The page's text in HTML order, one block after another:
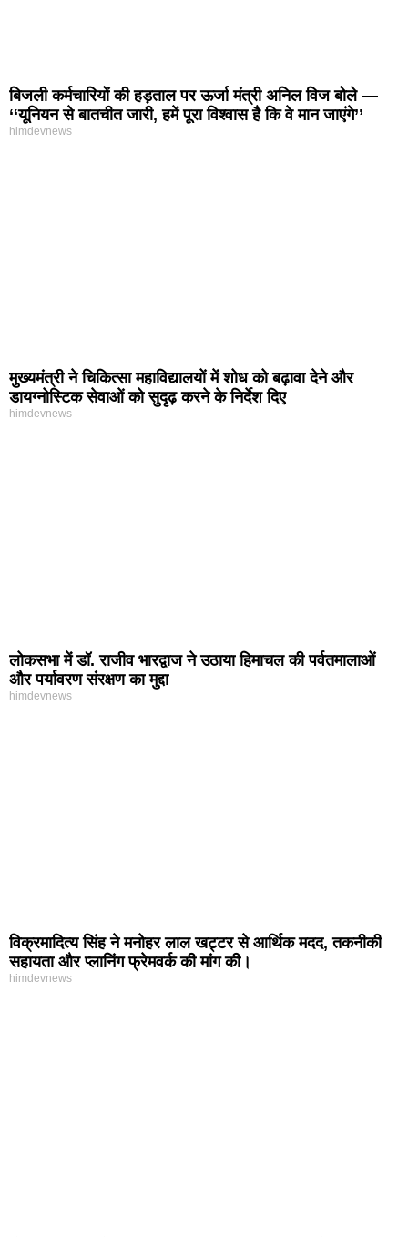
बिजली कर्मचारियों की हड़ताल पर ऊर्जा मंत्री अनिल विज बोले —
‘‘यूनियन से बातचीत जारी, हमें पूरा विश्वास है कि वे मान जाएंगे’’
himdevnews
मुख्यमंत्री ने चिकित्सा महाविद्यालयों में शोध को बढ़ावा देने और
डायग्नोस्टिक सेवाओं को सुदृढ़ करने के निर्देश दिए
himdevnews
लोकसभा में डॉ. राजीव भारद्वाज ने उठाया हिमाचल की पर्वतमालाओं
और पर्यावरण संरक्षण का मुद्दा
himdevnews
विक्रमादित्य सिंह ने मनोहर लाल खट्टर से आर्थिक मदद, तकनीकी
सहायता और प्लानिंग फ्रेमवर्क की मांग की।
himdevnews